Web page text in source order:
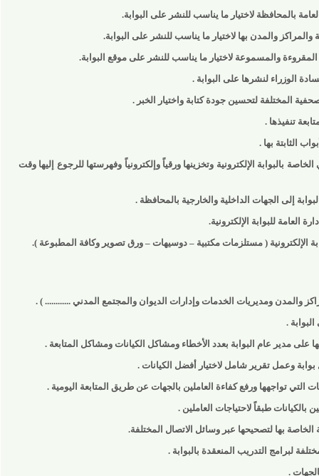
بالمحافظة لاختيار ما يناسب للنشر على البوابة.
والمدن بها لاختيار ما يناسب للنشر على البوابة.
والمسموعة لاختيار ما يناسب للنشر على موقع البوابة.
لنشرها على البوابة .
لتحسين جودة كتابة واختيار الخبر .
.
بها .
الإلكترونية وتخزينها ورقياً وإلكترونياً وفهرستها للرجوع إليها وقت
الجهات الداخلية والخارجية بالمحافظة .
للبوابة الإلكترونية.
الإلكترونية ( مستلزمات مكتبية – دوسيهات – ورق تصوير وكافة المطبوعة ).
والمدن ومديريات الخدمات وإدارات الديوان والمجتمع المدني ............ ) .
.
عام البوابة بعدد الأخطاء ومشاكل الكيانات ومشاكل المتابعة .
وعمل تقرير شامل لاختيار أفضل الكيانات .
ورفع كفاءة العاملين بالجهات عن طريق المتابعة اليومية .
طبقاً لاحتياجات العاملين .
بها لتصحيحها عبر وسائل الاتصال المختلفة.
لبرامج التدريب المنعقدة بالبوابة .
.